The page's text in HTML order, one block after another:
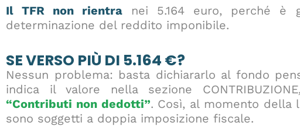
Il TFR non rientra
nei 5.164 euro, perché è
determinazione del reddito imponibile.
SE VERSO PIÙ DI 5.164 €?
Nessun problema: basta dichiararlo al fondo
indica il valore nella sezione CONTRIBUZIONE,
“Contributi non dedotti”. Così, al momento della
sono soggetti a doppia imposizione fiscale.